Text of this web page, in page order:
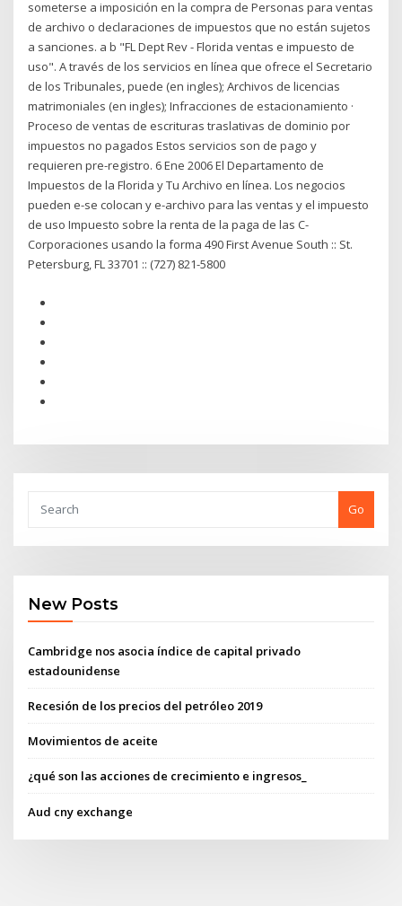
someterse a imposición en la compra de Personas para ventas
de archivo o declaraciones de impuestos que no están sujetos
a sanciones. a b "FL Dept Rev - Florida ventas e impuesto de
uso". A través de los servicios en línea que ofrece el Secretario
de los Tribunales, puede (en ingles); Archivos de licencias
matrimoniales (en ingles); Infracciones de estacionamiento ·
Proceso de ventas de escrituras traslativas de dominio por
impuestos no pagados Estos servicios son de pago y
requieren pre-registro. 6 Ene 2006 El Departamento de
Impuestos de la Florida y Tu Archivo en línea. Los negocios
pueden e-se colocan y e-archivo para las ventas y el impuesto
de uso Impuesto sobre la renta de la paga de las C-
Corporaciones usando la forma 490 First Avenue South :: St.
Petersburg, FL 33701 :: (727) 821-5800
Go
New Posts
Cambridge nos asocia índice de capital privado
estadounidense
Recesión de los precios del petróleo 2019
Movimientos de aceite
¿qué son las acciones de crecimiento e ingresos_
Aud cny exchange